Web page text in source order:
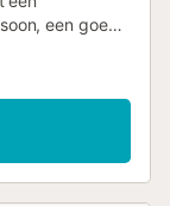
een goed
heeft ook
in de
zijn niet
en er is